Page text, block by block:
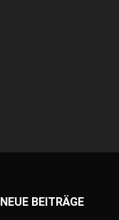
NEUE BEITRÄGE